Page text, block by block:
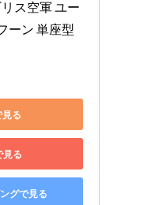
ス空軍 ユー
ーン 単座型
る
見る
グで見る